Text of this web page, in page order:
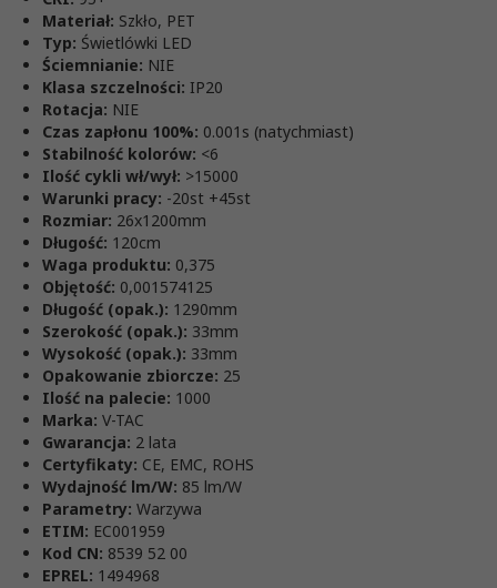
Materiał: Szkło, PET
Typ: Świetlówki LED
Ściemnianie: NIE
Klasa szczelności: IP20
Rotacja: NIE
Czas zapłonu 100%: 0.001s (natychmiast)
Stabilność kolorów: <6
Ilość cykli wł/wył: >15000
Warunki pracy: -20st +45st
Rozmiar: 26x1200mm
Długość: 120cm
Waga produktu: 0,375
Objętość: 0,001574125
Długość (opak.): 1290mm
Szerokość (opak.): 33mm
Wysokość (opak.): 33mm
Opakowanie zbiorcze: 25
Ilość na palecie: 1000
Marka: V-TAC
Gwarancja: 2 lata
Certyfikaty: CE, EMC, ROHS
Wydajność lm/W: 85 lm/W
Parametry: Warzywa
ETIM: EC001959
Kod CN: 8539 52 00
EPREL: 1494968